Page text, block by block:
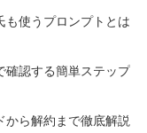
も使うプロンプトとは
確認する簡単ステップ
ら解約まで徹底解説